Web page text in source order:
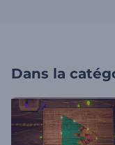
Dans la